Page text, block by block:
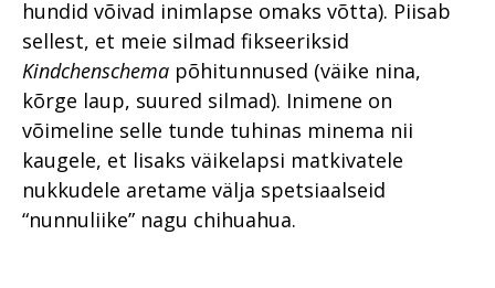
hundid võivad inimlapse omaks võtta). Piisab
sellest, et meie silmad fikseeriksid
Kindchenschema põhitunnused (väike nina,
kõrge laup, suured silmad). Inimene on
võimeline selle tunde tuhinas minema nii
kaugele, et lisaks väikelapsi matkivatele
nukkudele aretame välja spetsiaalseid
“nunnuliike” nagu chihuahua.